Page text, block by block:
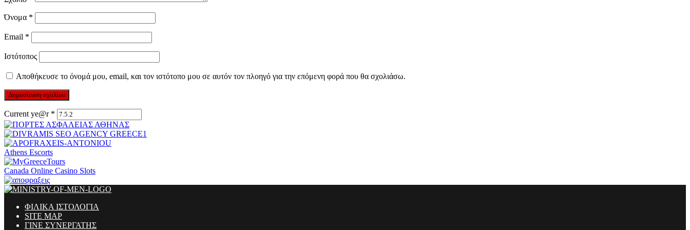
Όνομα *
Email *
Ιστότοπος
Αποθήκευσε το όνομά μου, email, και τον ιστότοπο μου σε αυτόν τον πλοηγό για την επόμενη φορά που θα σχολιάσω.
Current ye@r *
Athens Escorts
Canada Online Casino Slots
ΦΙΛΙΚΑ ΙΣΤΟΛΟΓΙΑ
SITE MAP
ΓΙΝΕ ΣΥΝΕΡΓΑΤΗΣ